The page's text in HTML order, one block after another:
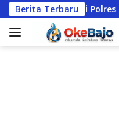
Langsung
ke
konten
Berita Terbaru
Polres Mabar, Dana